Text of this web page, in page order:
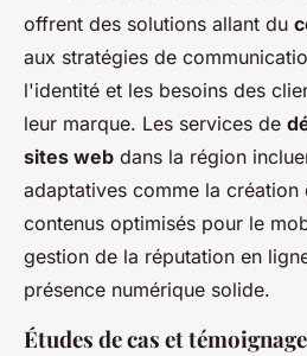
offrent des solutions allant du
aux stratégies de
l'identité et les besoins des
leur marque. Les services de
sites web dans la région
adaptatives comme la création
contenus optimisés pour le
gestion de la réputation en
présence numérique solide.
Études de cas et